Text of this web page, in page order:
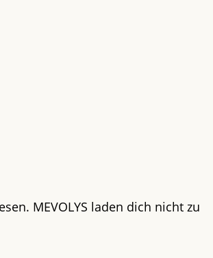
MEVOLYS laden dich nicht zu